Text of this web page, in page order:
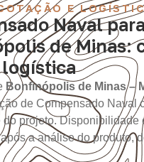
E
Naval para
de Minas:
Bonfinópolis de Minas –
de Compensado Naval
do projeto. Disponibilidade
a análise do produto,